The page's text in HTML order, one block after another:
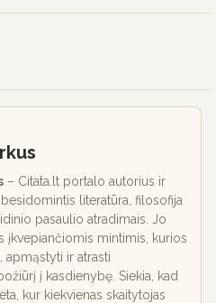
– Citata.lt portalo autorius ir
literatūra, filosofija
pasaulio atradimais. Jo
įkvepiančiomis mintimis, kurios
apmąstyti ir atrasti
į kasdienybę. Siekia, kad
kur kiekvienas skaitytojas